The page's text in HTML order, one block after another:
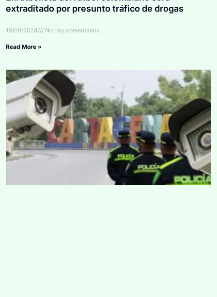
extraditado por presunto tráfico de drogas
19/09/2024 No hay comentarios
Read More »